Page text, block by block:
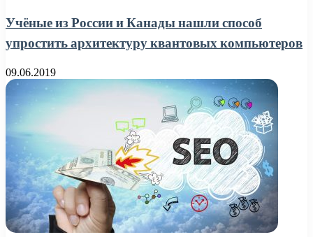
Учёные из России и Канады нашли способ
упростить архитектуру квантовых компьютеров
09.06.2019